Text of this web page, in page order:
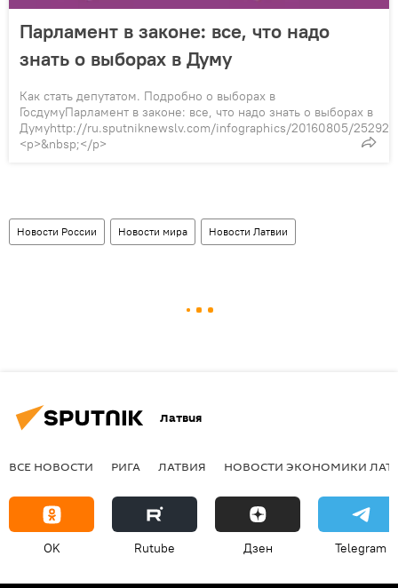
Парламент в законе: все, что надо
знать о выборах в Думу
Как стать депутатом. Подробно о выборах в
ГосдумуПарламент в законе: все, что надо знать о выборах в
Думуhttp://ru.sputniknewslv.com/infographics/20160805/
<p>&nbsp;</p>
Новости России Новости мира Новости Латвии
Латвия
ВСЕ НОВОСТИ РИГА ЛАТВИЯ НОВОСТИ ЭКОНОМИКИ
OK Rutube Дзен Telegram